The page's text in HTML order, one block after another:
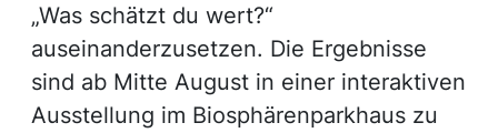
„Was schätzt du wert?“
auseinanderzusetzen. Die Ergebnisse
sind ab Mitte August in einer interaktiven
Ausstellung im Biosphärenparkhaus zu